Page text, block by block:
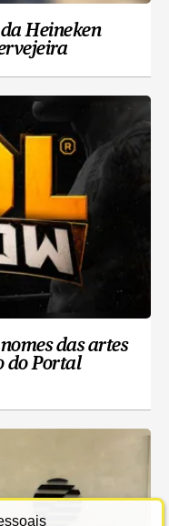
da Heineken
das artes
do Portal